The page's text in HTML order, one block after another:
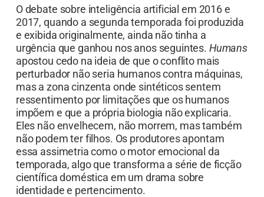
O debate sobre inteligência artificial em 2016 e
2017, quando a segunda temporada foi produzida
e exibida originalmente, ainda não tinha a
urgência que ganhou nos anos seguintes. Humans
apostou cedo na ideia de que o conflito mais
perturbador não seria humanos contra máquinas,
mas a zona cinzenta onde sintéticos sentem
ressentimento por limitações que os humanos
impõem e que a própria biologia não explicaria.
Eles não envelhecem, não morrem, mas também
não podem ter filhos. Os produtores apontam
essa assimetria como o motor emocional da
temporada, algo que transforma a série de ficção
científica doméstica em um drama sobre
identidade e pertencimento.